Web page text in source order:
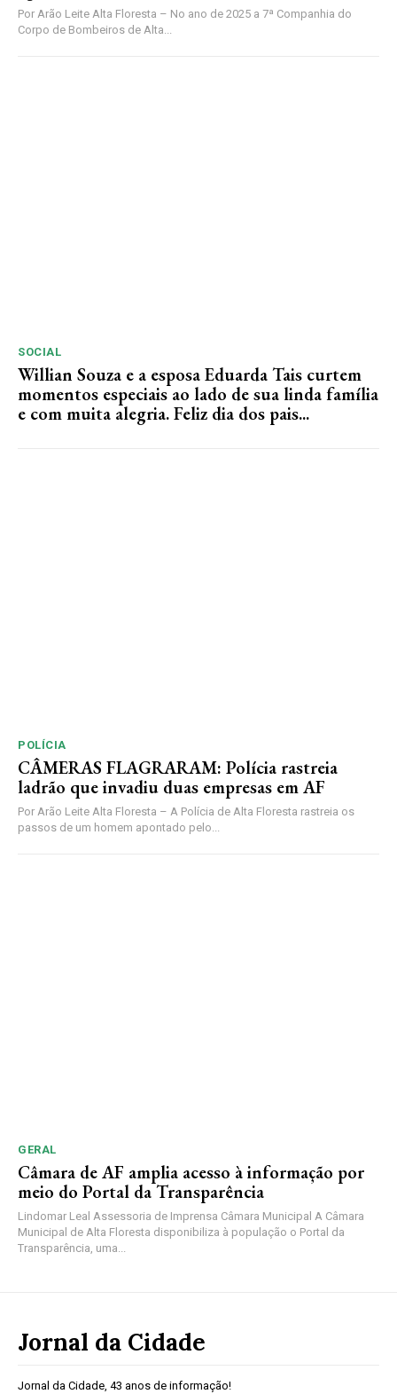
Por Arão Leite Alta Floresta – No ano de 2025 a 7ª Companhia do
Corpo de Bombeiros de Alta...
SOCIAL
Willian Souza e a esposa Eduarda Tais curtem
momentos especiais ao lado de sua linda família
e com muita alegria. Feliz dia dos pais...
POLÍCIA
CÂMERAS FLAGRARAM: Polícia rastreia
ladrão que invadiu duas empresas em AF
Por Arão Leite Alta Floresta – A Polícia de Alta Floresta rastreia os
passos de um homem apontado pelo...
GERAL
Câmara de AF amplia acesso à informação por
meio do Portal da Transparência
Lindomar Leal Assessoria de Imprensa Câmara Municipal A Câmara
Municipal de Alta Floresta disponibiliza à população o Portal da
Transparência, uma...
Jornal da Cidade
Jornal da Cidade, 43 anos de informação!